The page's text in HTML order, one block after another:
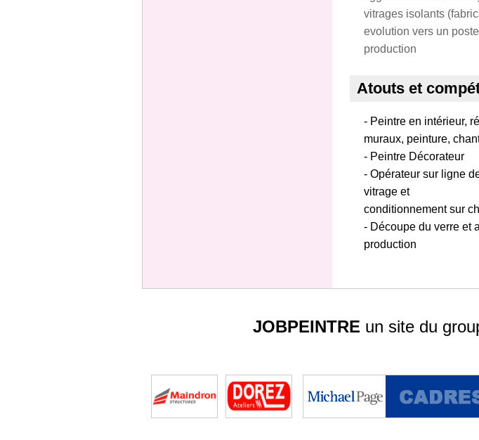
vitrages isolants
evolution vers un
production
Atouts et
- Peintre en intérieur,
muraux, peinture,
- Peintre Décorateur
- Opérateur sur ligne
vitrage et
conditionnement sur
- Découpe du verre et
production
JOBPEINTRE un site du